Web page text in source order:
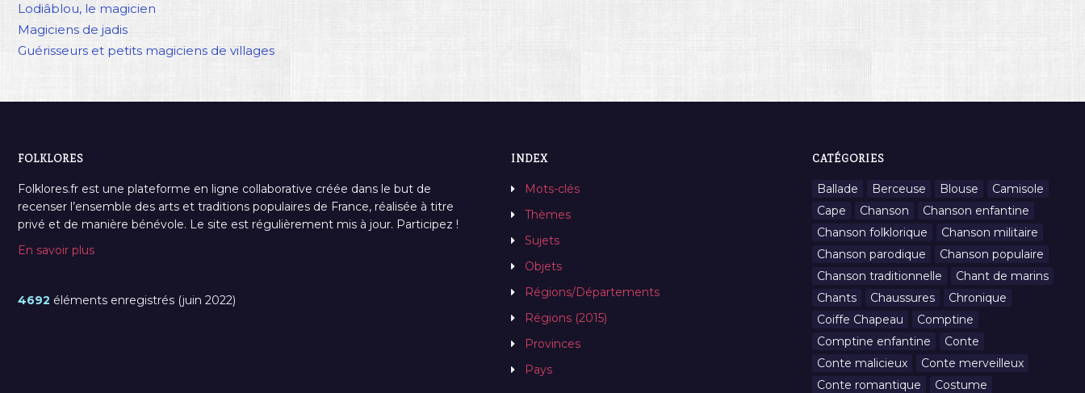
Lodiâblou, le magicien
Magiciens de jadis
Guérisseurs et petits magiciens de villages
FOLKLORES
Folklores.fr est une plateforme en ligne collaborative créée dans le but de
recenser l’ensemble des arts et traditions populaires de France, réalisée à titre
privé et de manière bénévole. Le site est régulièrement mis à jour. Participez !
En savoir plus
4692 éléments enregistrés (juin 2022)
INDEX
Mots-clés
Thèmes
Sujets
Objets
Régions/Départements
Régions (2015)
Provinces
Pays
CATÉGORIES
Ballade Berceuse Blouse
Camisole
Cape
Chanson
Chanson enfantine
Chanson folklorique
Chanson militaire
Chanson parodique
Chanson populaire
Chanson traditionnelle
Chant de marins
Chants
Chaussures
Chronique
Coiffe Chapeau
Comptine
Comptine enfantine
Conte
Conte malicieux
Conte merveilleux
Conte romantique
Costume